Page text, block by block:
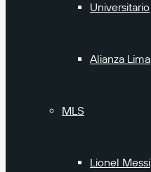
Universitario
Alianza Lima
MLS
Lionel Messi